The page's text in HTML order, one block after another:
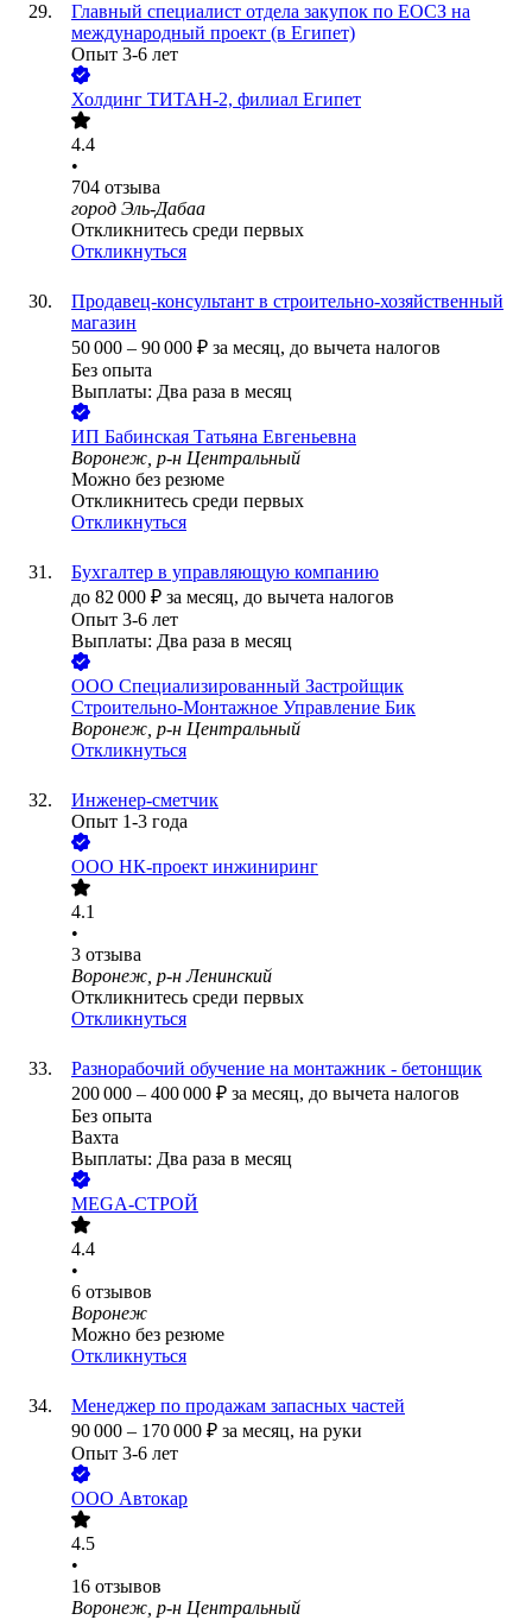
Главный специалист отдела закупок по ЕОСЗ на
международный проект (в Египет)
Опыт 3-6 лет
Холдинг ТИТАН-2, филиал Египет
4.4
•
704 отзыва
город Эль-Дабаа
Откликнитесь среди первых
Откликнуться
Продавец-консультант в строительно-хозяйственный
магазин
50 000 – 90 000 ₽ за месяц, до вычета налогов
Без опыта
Выплаты: Два раза в месяц
ИП Бабинская Татьяна Евгеньевна
Воронеж, р-н Центральный
Можно без резюме
Откликнитесь среди первых
Откликнуться
Бухгалтер в управляющую компанию
до 82 000 ₽ за месяц, до вычета налогов
Опыт 3-6 лет
Выплаты: Два раза в месяц
ООО Специализированный Застройщик
Строительно-Монтажное Управление Бик
Воронеж, р-н Центральный
Откликнуться
Инженер-сметчик
Опыт 1-3 года
ООО НК-проект инжиниринг
4.1
•
3 отзыва
Воронеж, р-н Ленинский
Откликнитесь среди первых
Откликнуться
Разнорабочий обучение на монтажник - бетонщик
200 000 – 400 000 ₽ за месяц, до вычета налогов
Без опыта
Вахта
Выплаты: Два раза в месяц
MEGA-СТРОЙ
4.4
•
6 отзывов
Воронеж
Можно без резюме
Откликнуться
Менеджер по продажам запасных частей
90 000 – 170 000 ₽ за месяц, на руки
Опыт 3-6 лет
ООО Автокар
4.5
•
16 отзывов
Воронеж, р-н Центральный